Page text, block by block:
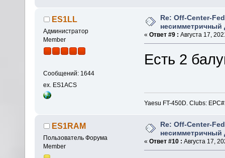
ES1LL
Администратор
Member
Сообщений: 1644
ex. ES1ACS
Re: Off-Center-
несимметричный
« Ответ #9 : Августа 17,
Есть 2
Yaesu FT-450D. Clubs:
ES1RAM
Пользователь Форума
Member
Re: Off-Center-
несимметричный
« Ответ #10 : Августа 17,